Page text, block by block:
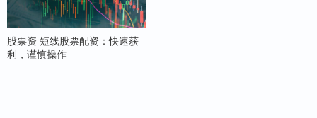
股票资 短线股票配资：快速获
利，谨慎操作